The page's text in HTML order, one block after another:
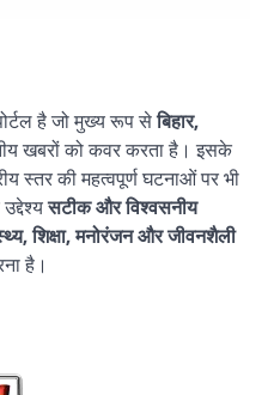
है जो मुख्य रूप सेबिहार,
खबरों को कवर करता है। इसके
स्तर की महत्वपूर्ण घटनाओं पर भी
सटीक और विश्वसनीय
शिक्षा, मनोरंजन और जीवनशैली
है।